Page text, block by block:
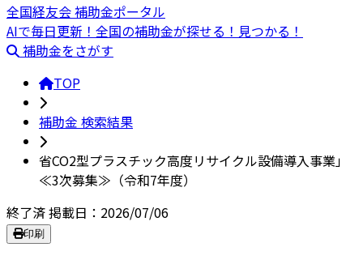
全国経友会 補助金ポータル
AIで毎日更新！全国の補助金が探せる！見つかる！
補助金をさがす
TOP
補助金 検索結果
省CO2型プラスチック高度リサイクル設備導入事業」
≪3次募集≫（令和7年度）
終了済掲載日：2026/07/06
印刷